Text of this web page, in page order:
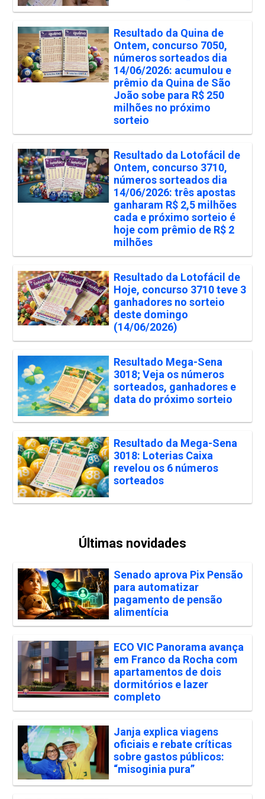
Resultado da Quina de
Ontem, concurso 7050,
números sorteados dia
14/06/2026: acumulou e
prêmio da Quina de São
João sobe para R$ 250
milhões no próximo
sorteio
Resultado da Lotofácil de
Ontem, concurso 3710,
números sorteados dia
14/06/2026: três apostas
ganharam R$ 2,5 milhões
cada e próximo sorteio é
hoje com prêmio de R$ 2
milhões
Resultado da Lotofácil de
Hoje, concurso 3710 teve 3
ganhadores no sorteio
deste domingo
(14/06/2026)
Resultado Mega-Sena
3018; Veja os números
sorteados, ganhadores e
data do próximo sorteio
Resultado da Mega-Sena
3018: Loterias Caixa
revelou os 6 números
sorteados
Últimas novidades
Senado aprova Pix Pensão
para automatizar
pagamento de pensão
alimentícia
ECO VIC Panorama avança
em Franco da Rocha com
apartamentos de dois
dormitórios e lazer
completo
Janja explica viagens
oficiais e rebate críticas
sobre gastos públicos:
“misoginia pura”